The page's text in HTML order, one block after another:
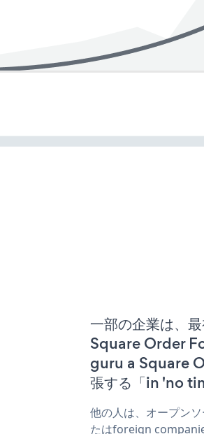
一部の企業は、
Square Order
guru a Square
張する「in 'no
他の人は、オープン
たはforeign